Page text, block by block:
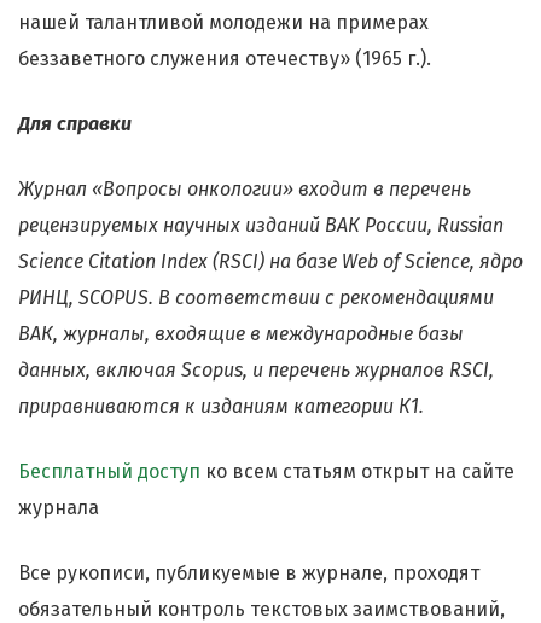
нашей талантливой молодежи на примерах
беззаветного служения отечеству» (1965 г.).
Для справки
Журнал «Вопросы онкологии» входит в перечень
рецензируемых научных изданий ВАК России, Russian
Science Citation Index (RSCI) на базе Web of Science, ядро
РИНЦ, SCOPUS. В соответствии с рекомендациями
ВАК, журналы, входящие в международные базы
данных, включая Scopus, и перечень журналов RSCI,
приравниваются к изданиям категории К1.
Бесплатный доступ ко всем статьям открыт на сайте
журнала
Все рукописи, публикуемые в журнале, проходят
обязательный контроль текстовых заимствований,